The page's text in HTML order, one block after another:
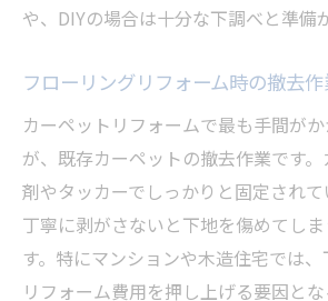
や、DIYの場合は十分な下調べと準備
フローリングリフォーム時の撤去
カーペットリフォームで最も手間が
が、既存カーペットの撤去作業です
剤やタッカーでしっかりと固定されて
丁寧に剥がさないと下地を傷めてし
す。特にマンションや木造住宅では
リフォーム費用を押し上げる要因と